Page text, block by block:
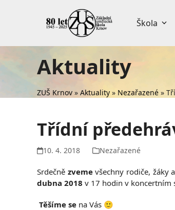
Škola
Aktuality
ZUŠ Krnov » Aktuality » Nezařazené »
Třídní
10. 4. 2018 Nezařazené
Srdečně zvemevšechny rodiče, žáky
dubna 2018 v 17 hodin v koncertním
Těšíme se na Vás 🙂